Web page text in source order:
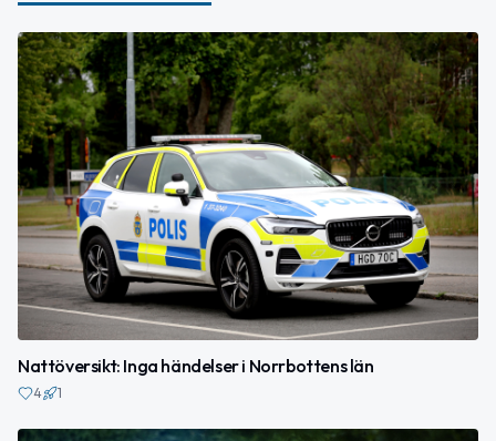
Nattöversikt: Inga händelser i Norrbottens län
4 1